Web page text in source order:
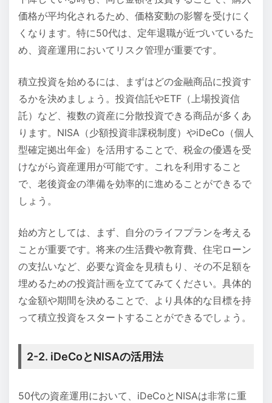
価格が平均化されるため、価格変動の影響を受けにく
くなります。特に50代は、定年退職が近づいているた
め、資産運用においてリスク管理が重要です。
積立投資を始めるには、まずはどの金融商品に投資す
るかを決めましょう。投資信託やETF（上場投資信
託）など、複数の資産に分散投資できる商品が多くあ
ります。NISA（少額投資非課税制度）やiDeCo（個人
型確定拠出年金）を活用することで、税金の優遇を受
けながら資産運用が可能です。これを利用すること
で、老後資金の準備を効率的に進めることができるで
しょう。
始め方としては、まず、自分のライフプランを考える
ことが重要です。将来の生活費や教育費、住宅ローン
の支払いなど、必要な資金を見積もり、その不足額を
埋めるための投資計画を立ててみてください。具体的
な金額や期間を決めることで、より具体的な目標を持
って積立投資をスタートすることができるでしょう。
2-2. iDeCoとNISAの活用法
50代の資産運用において、iDeCoとNISAは非常に重